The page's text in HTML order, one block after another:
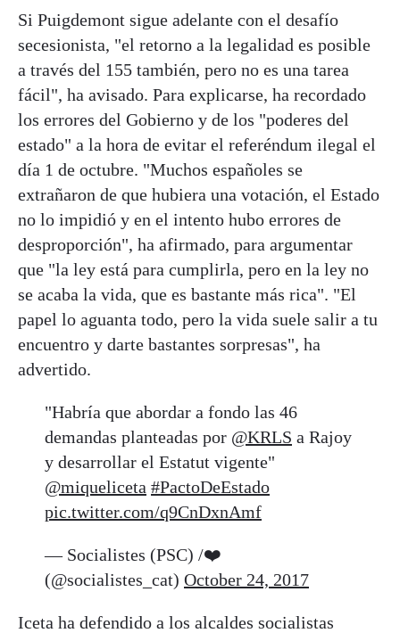
Si Puigdemont sigue adelante con el desafío
secesionista, "el retorno a la legalidad es posible
a través del 155 también, pero no es una tarea
fácil", ha avisado. Para explicarse, ha recordado
los errores del Gobierno y de los "poderes del
estado" a la hora de evitar el referéndum ilegal el
día 1 de octubre. "Muchos españoles se
extrañaron de que hubiera una votación, el Estado
no lo impidió y en el intento hubo errores de
desproporción", ha afirmado, para argumentar
que "la ley está para cumplirla, pero en la ley no
se acaba la vida, que es bastante más rica". "El
papel lo aguanta todo, pero la vida suele salir a tu
encuentro y darte bastantes sorpresas", ha
advertido.
"Habría que abordar a fondo las 46
demandas planteadas por @KRLS a Rajoy
y desarrollar el Estatut vigente"
@miqueliceta #PactoDeEstado
pic.twitter.com/q9CnDxnAmf
— Socialistes (PSC) /❤️
(@socialistes_cat) October 24, 2017
Iceta ha defendido a los alcaldes socialistas